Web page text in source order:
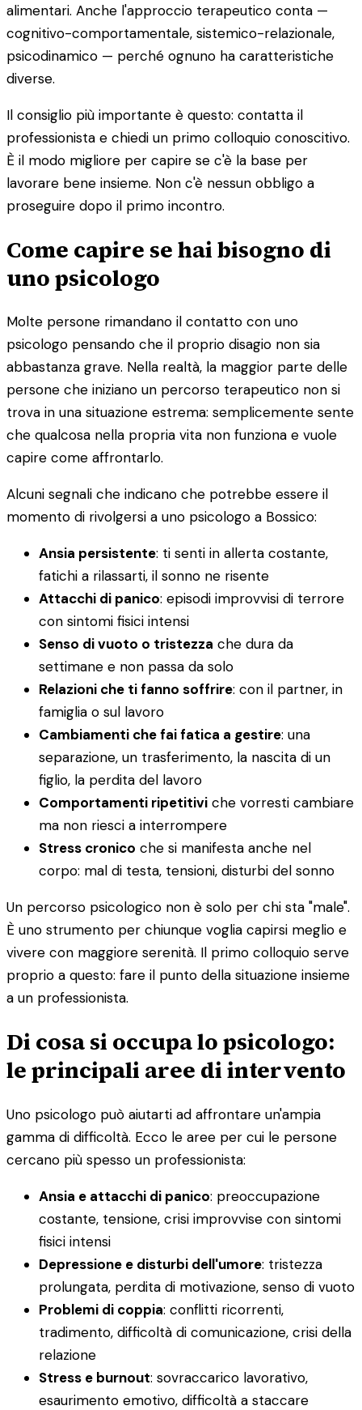
alimentari. Anche l'approccio terapeutico conta —
cognitivo-comportamentale, sistemico-relazionale,
psicodinamico — perché ognuno ha caratteristiche
diverse.
Il consiglio più importante è questo: contatta il
professionista e chiedi un primo colloquio conoscitivo.
È il modo migliore per capire se c'è la base per
lavorare bene insieme. Non c'è nessun obbligo a
proseguire dopo il primo incontro.
Come capire se hai bisogno di
uno psicologo
Molte persone rimandano il contatto con uno
psicologo pensando che il proprio disagio non sia
abbastanza grave. Nella realtà, la maggior parte delle
persone che iniziano un percorso terapeutico non si
trova in una situazione estrema: semplicemente sente
che qualcosa nella propria vita non funziona e vuole
capire come affrontarlo.
Alcuni segnali che indicano che potrebbe essere il
momento di rivolgersi a uno psicologo a Bossico:
Ansia persistente: ti senti in allerta costante,
fatichi a rilassarti, il sonno ne risente
Attacchi di panico: episodi improvvisi di terrore
con sintomi fisici intensi
Senso di vuoto o tristezza che dura da
settimane e non passa da solo
Relazioni che ti fanno soffrire: con il partner, in
famiglia o sul lavoro
Cambiamenti che fai fatica a gestire: una
separazione, un trasferimento, la nascita di un
figlio, la perdita del lavoro
Comportamenti ripetitivi che vorresti cambiare
ma non riesci a interrompere
Stress cronico che si manifesta anche nel
corpo: mal di testa, tensioni, disturbi del sonno
Un percorso psicologico non è solo per chi sta "male".
È uno strumento per chiunque voglia capirsi meglio e
vivere con maggiore serenità. Il primo colloquio serve
proprio a questo: fare il punto della situazione insieme
a un professionista.
Di cosa si occupa lo psicologo:
le principali aree di intervento
Uno psicologo può aiutarti ad affrontare un'ampia
gamma di difficoltà. Ecco le aree per cui le persone
cercano più spesso un professionista:
Ansia e attacchi di panico: preoccupazione
costante, tensione, crisi improvvise con sintomi
fisici intensi
Depressione e disturbi dell'umore: tristezza
prolungata, perdita di motivazione, senso di vuoto
Problemi di coppia: conflitti ricorrenti,
tradimento, difficoltà di comunicazione, crisi della
relazione
Stress e burnout: sovraccarico lavorativo,
esaurimento emotivo, difficoltà a staccare